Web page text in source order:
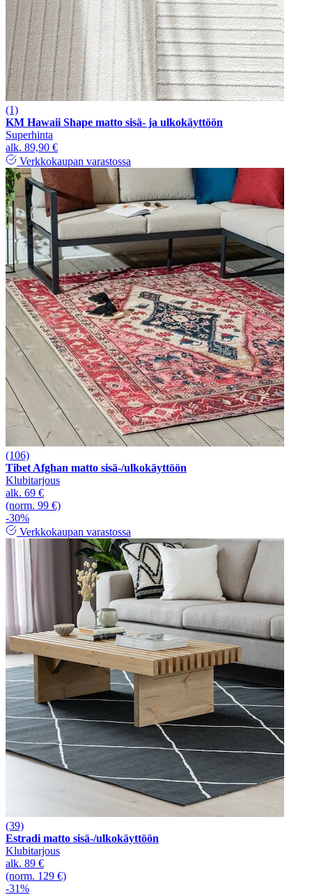
(1)
KM Hawaii Shape matto sisä- ja ulkokäyttöön
Superhinta
alk. 89,90 €
Verkkokaupan varastossa
(106)
Tibet Afghan matto sisä-/ulkokäyttöön
Klubitarjous
alk. 69 €
(norm. 99 €)
-30%
Verkkokaupan varastossa
(39)
Estradi matto sisä-/ulkokäyttöön
Klubitarjous
alk. 89 €
(norm. 129 €)
-31%